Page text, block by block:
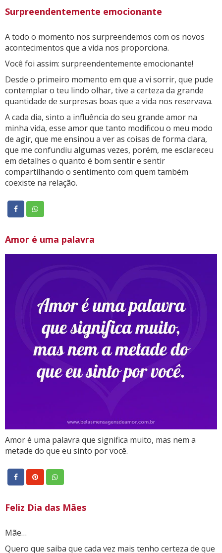
Surpreendentemente emocionante
A todo o momento nos surpreendemos com os novos
acontecimentos que a vida nos proporciona.
Você foi assim: surpreendentemente emocionante!
Desde o primeiro momento em que a vi sorrir, que pude
contemplar o teu lindo olhar, tive a certeza da grande
quantidade de surpresas boas que a vida nos reservava.
A cada dia, sinto a influência do seu grande amor na
minha vida, esse amor que tanto modificou o meu modo
de agir, que me ensinou a ver as coisas de forma clara,
que me confundiu algumas vezes, porém, me esclareceu
em detalhes o quanto é bom sentir e sentir
compartilhando o sentimento com quem também
coexiste na relação.
Amor é uma palavra
Amor é uma palavra que significa muito, mas nem a
metade do que eu sinto por você.
Feliz Dia das Mães
Mãe…
Quero que saiba que cada vez mais tenho certeza de que